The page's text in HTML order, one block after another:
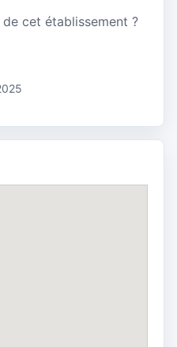
cet établissement ?